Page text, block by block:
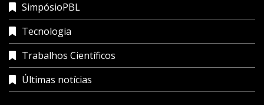
SimpósioPBL
Tecnologia
Trabalhos Científicos
Últimas notícias